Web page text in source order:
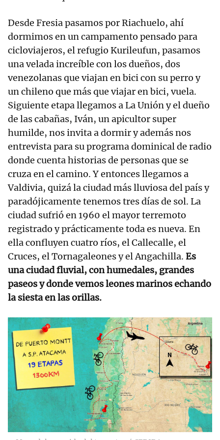
Desde Fresia pasamos por Riachuelo, ahí
dormimos en un campamento pensado para
cicloviajeros, el refugio Kurileufun, pasamos
una velada increíble con los dueños, dos
venezolanas que viajan en bici con su perro y
un chileno que más que viajar en bici, vuela.
Siguiente etapa llegamos a La Unión y el dueño
de las cabañas, Iván, un apicultor super
humilde, nos invita a dormir y además nos
entrevista para su programa dominical de radio
donde cuenta historias de personas que se
cruza en el camino. Y entonces llegamos a
Valdivia, quizá la ciudad más lluviosa del país y
paradójicamente tenemos tres días de sol. La
ciudad sufrió en 1960 el mayor terremoto
registrado y prácticamente toda es nueva. En
ella confluyen cuatro ríos, el Callecalle, el
Cruces, el Tornagaleones y el Angachilla. Es
una ciudad fluvial, con humedales, grandes
paseos y donde vemos leones marinos echando
la siesta en las orillas.